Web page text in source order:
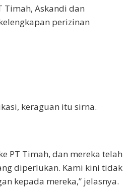
Timah, Askandi dan
perizinan
keraguan itu sirna.
PT Timah, dan mereka telah
diperlukan. Kami kini tidak
kepada mereka,” jelasnya.